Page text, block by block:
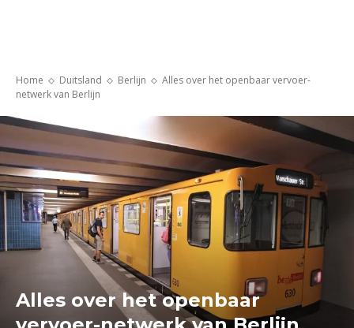
Home Duitsland Berlijn
Alles over het openbaar vervoer-
netwerk van Berlijn
Alles over het openbaar